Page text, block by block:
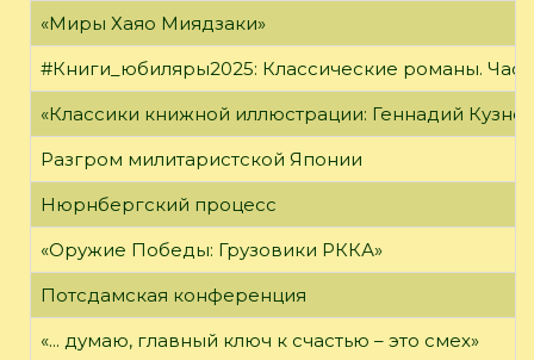
«Миры Хаяо Миядзаки»
#Книги_юбиляры2025: Классические романы.
«Классики книжной иллюстрации: Геннадий
Разгром милитаристской Японии
Нюрнбергский процесс
«Оружие Победы: Грузовики РККА»
Потсдамская конференция
«... думаю, главный ключ к счастью – это смех»